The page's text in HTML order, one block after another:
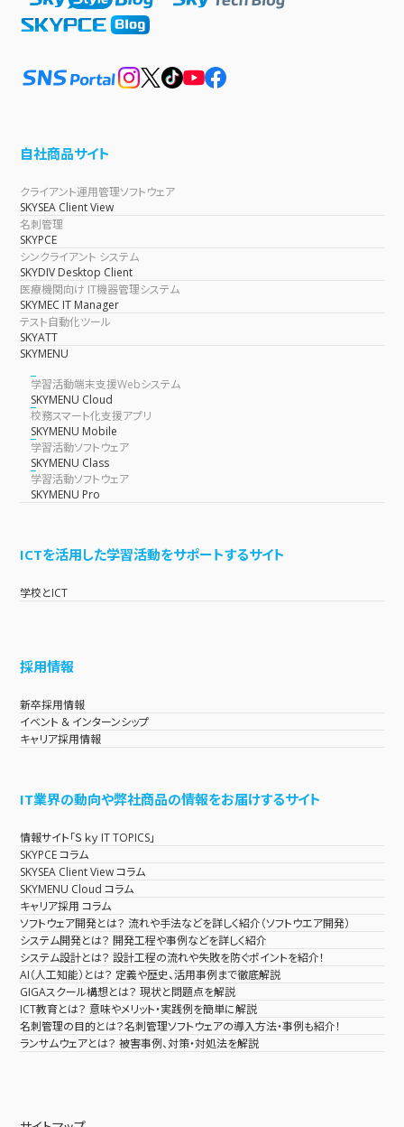
自社商品サイト
クライアント運用管理ソフトウェア
SKYSEA Client View
名刺管理
SKYPCE
シンクライアント システム
SKYDIV Desktop Client
医療機関向け IT機器管理システム
SKYMEC IT Manager
テスト自動化ツール
SKYATT
SKYMENU
学習活動端末支援Webシステム
SKYMENU Cloud
校務スマート化支援アプリ
SKYMENU Mobile
学習活動ソフトウェア
SKYMENU Class
学習活動ソフトウェア
SKYMENU Pro
ICTを活用した学習活動をサポートするサイト
学校とICT
採用情報
新卒採用情報
イベント & インターンシップ
キャリア採用情報
IT業界の動向や弊社商品の情報をお届けするサイト
情報サイト「Ｓｋｙ IT TOPICS」
SKYPCE コラム
SKYSEA Client View コラム
SKYMENU Cloud コラム
キャリア採用 コラム
ソフトウェア開発とは？ 流れや手法などを詳しく紹介（ソフトウエア開発）
システム開発とは？ 開発工程や事例などを詳しく紹介
システム設計とは？ 設計工程の流れや失敗を防ぐポイントを紹介！
AI（人工知能）とは？ 定義や歴史、活用事例まで徹底解説
GIGAスクール構想とは？ 現状と問題点を解説
ICT教育とは？ 意味やメリット・実践例を簡単に解説
名刺管理の目的とは？名刺管理ソフトウェアの導入方法・事例も紹介！
ランサムウェアとは？ 被害事例、対策・対処法を解説